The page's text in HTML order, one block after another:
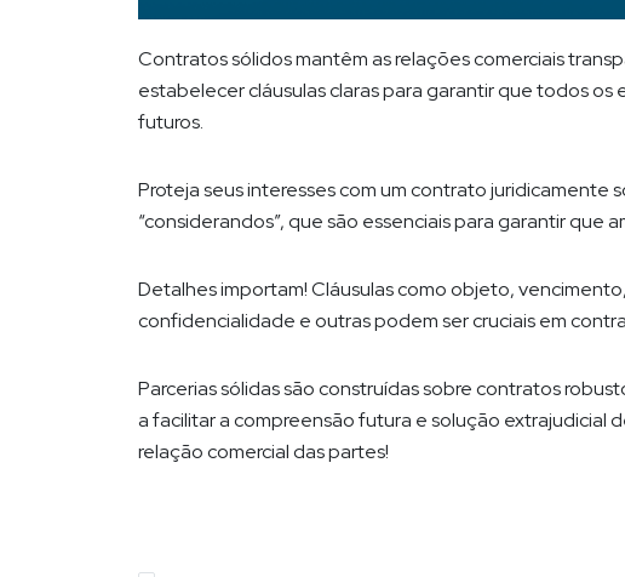
Contratos sólidos mantêm as relações comerciais
estabelecer cláusulas claras para garantir que todos
futuros.
Proteja seus interesses com um contrato juridicamente
“considerandos”, que são essenciais para garantir que
Detalhes importam! Cláusulas como objeto,
confidencialidade e outras podem ser cruciais em
Parcerias sólidas são construídas sobre contratos
a facilitar a compreensão futura e solução extrajudicial
relação comercial das partes!